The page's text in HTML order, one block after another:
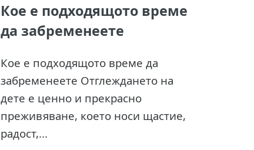
Кое е подходящото време
да забременеете
Кое е подходящото време да
забременеете Отглеждането на
дете е ценно и прекрасно
преживяване, което носи щастие,
радост,...